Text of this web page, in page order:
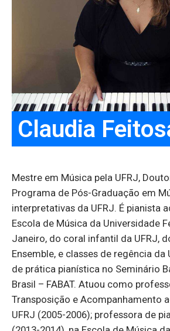
Claudia
Mestre em Música pela UFRJ,
Programa de Pós-Graduação em
interpretativas da UFRJ. É pianista
Escola de Música da Universidade
Janeiro, do coral infantil da UFRJ,
Ensemble, e classes de regência da
de prática pianística no Seminário
Brasil – FABAT. Atuou como
Transposição e Acompanhamento
UFRJ (2005-2006); professora de